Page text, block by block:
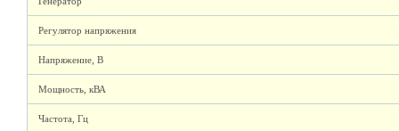
Регулятор напряжения
Напряжение, В
Мощность, кВА
Частота, Гц